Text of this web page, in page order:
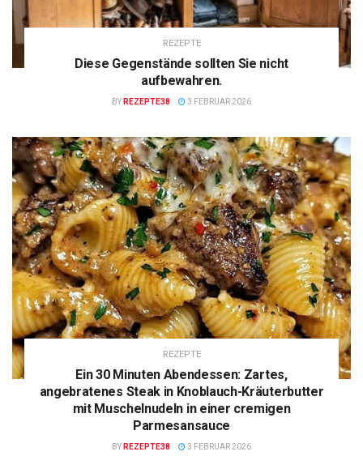
REZEPTE
Diese Gegenstände sollten Sie nicht
aufbewahren.
BY REZEPTE38 3 FEBRUAR 2026
REZEPTE
Ein 30 Minuten Abendessen: Zartes,
angebratenes Steak in Knoblauch-Kräuterbutter
mit Muschelnudeln in einer cremigen
Parmesansauce
BY REZEPTE38 3 FEBRUAR 2026